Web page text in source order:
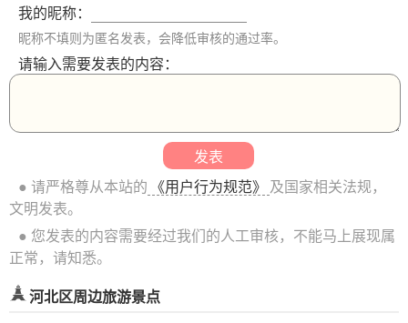
我的昵称：
昵称不填则为匿名发表，会降低审核的通过率。
请输入需要发表的内容：
● 请严格尊从本站的 《用户行为规范》
及国家相关法规，
文明发表。
● 您发表的内容需要经过我们的人工审核，不能马上展现属
正常，请知悉。
河北区周边旅游景点